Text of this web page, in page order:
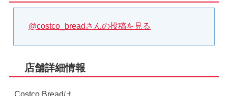
@costco_breadさんの投稿を見る
店舗詳細情報